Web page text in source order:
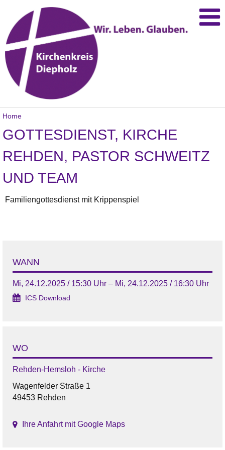
Home
GOTTESDIENST, KIRCHE
REHDEN, PASTOR SCHWEITZ
UND TEAM
Familiengottesdienst mit Krippenspiel
WANN
Mi, 24.12.2025 / 15:30 Uhr – Mi, 24.12.2025 / 16:30 Uhr
ICS Download
WO
Rehden-Hemsloh - Kirche
Wagenfelder Straße 1
49453 Rehden
Ihre Anfahrt mit Google Maps